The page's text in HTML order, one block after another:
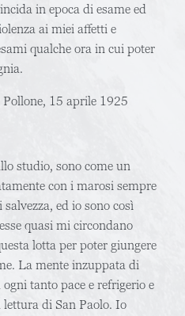
in epoca di esame ed
ai miei affetti e
qualche ora in cui poter
15 aprile 1925
studio, sono come un
con i marosi sempre
ed io sono così
quasi mi circondano
lotta per poter giungere
La mente inzuppata di
tanto pace e refrigerio e
di San Paolo. Io